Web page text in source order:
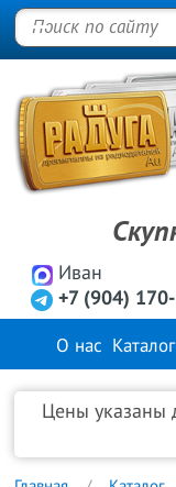
Иван
+7 (904)
О нас Каталог
Цены указаны